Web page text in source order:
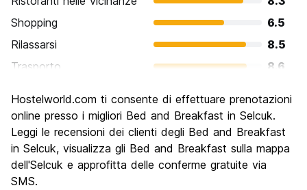
Shopping
6.5
Rilassarsi
8.5
Trasporto
8.6
Luoghi di interesse culturale
9.3
Festa / Vita notturna
5.7
Qualita' Prezzo
9.0
Hostelworld.com ti consente di effettuare prenotazioni
online presso i migliori Bed and Breakfast in Selcuk.
Leggi le recensioni dei clienti degli Bed and Breakfast
in Selcuk, visualizza gli Bed and Breakfast sulla mappa
dell'Selcuk e approfitta delle conferme gratuite via
SMS.